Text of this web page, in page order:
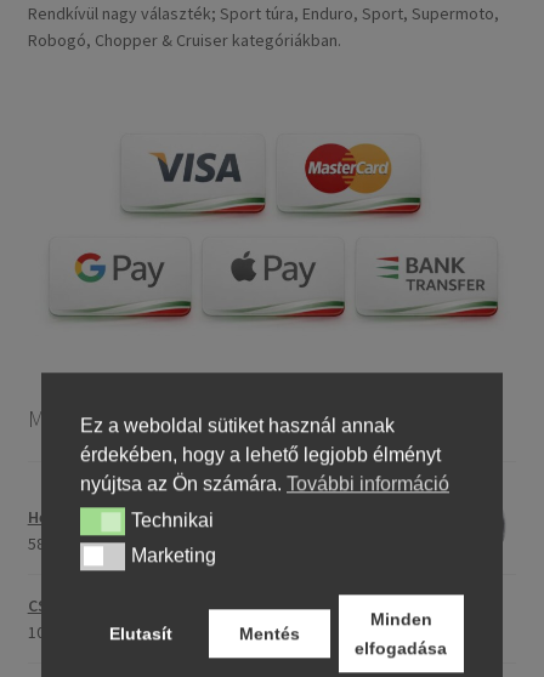
Rendkívül nagy választék; Sport túra, Enduro, Sport, Supermoto,
Robogó, Chopper & Cruiser kategóriákban.
Motorkerékpár gumiabroncsok
Heidenau 5.00 - 16 76P P29 TT
58243,46 Ft
CST C-186 3.00 - 23 59P TT (első/hátsó)
107396,28 Ft
Ez a weboldal sütiket használ annak
érdekében, hogy a lehető legjobb élményt
nyújtsa az Ön számára. További információ
TechnikaiTechnikai
MarketingMarketing
Elutasít Mentés
Minden
elfogadása